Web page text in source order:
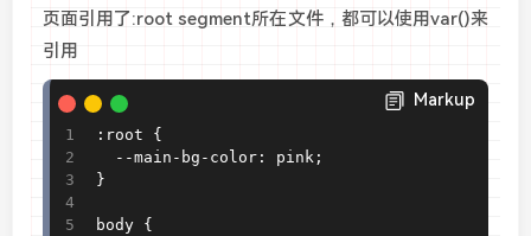
页面引用了:root segment所在文件，都可以使用var()来
引用
Markup
:root {
  --main-bg-color: pink;
}
body {